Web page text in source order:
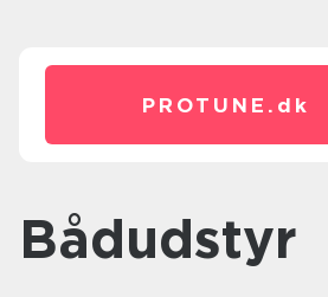
PROTUNE. dk
bådudstyr